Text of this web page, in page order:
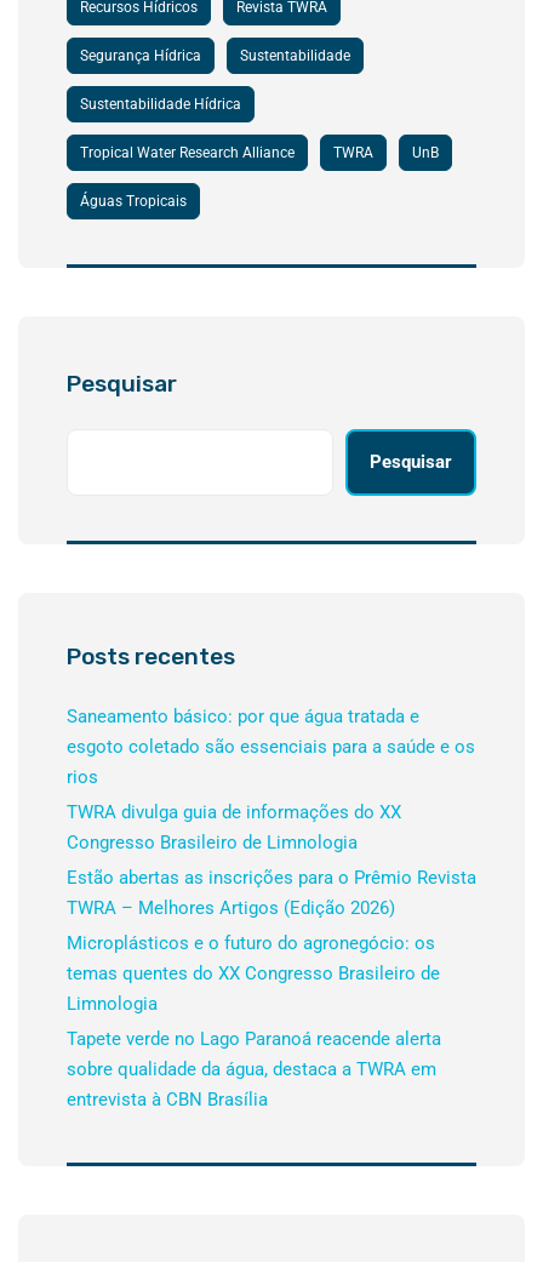
Recursos Hídricos Revista TWRA
Segurança Hídrica Sustentabilidade
Sustentabilidade Hídrica
Tropical Water Research Alliance TWRA UnB
Águas Tropicais
Pesquisar
Pesquisar
Posts recentes
Saneamento básico: por que água tratada e
esgoto coletado são essenciais para a saúde e os
rios
TWRA divulga guia de informações do XX
Congresso Brasileiro de Limnologia
Estão abertas as inscrições para o Prêmio Revista
TWRA – Melhores Artigos (Edição 2026)
Microplásticos e o futuro do agronegócio: os
temas quentes do XX Congresso Brasileiro de
Limnologia
Tapete verde no Lago Paranoá reacende alerta
sobre qualidade da água, destaca a TWRA em
entrevista à CBN Brasília